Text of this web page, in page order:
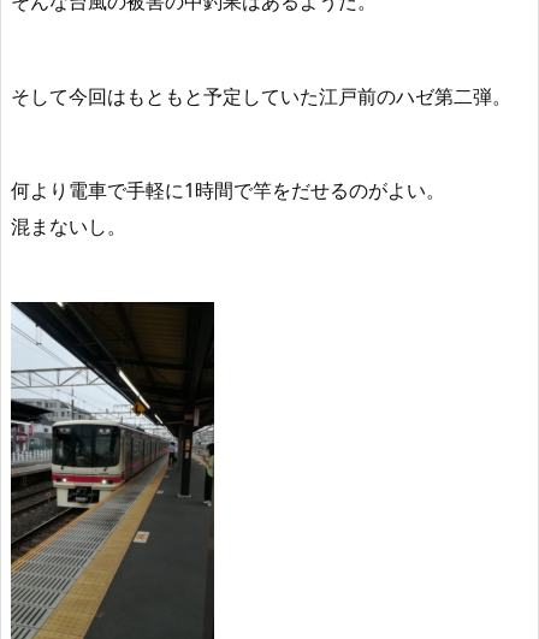
そして今回はもともと予定していた江戸前のハゼ第二弾。
何より電車で手軽に1時間で竿をだせるのがよい。
混まないし。